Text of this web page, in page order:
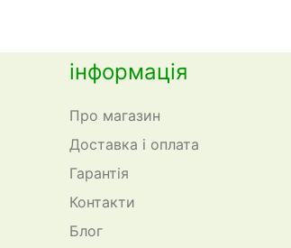
інформація
Про магазин
Доставка і оплата
Гарантія
Контакти
Блог